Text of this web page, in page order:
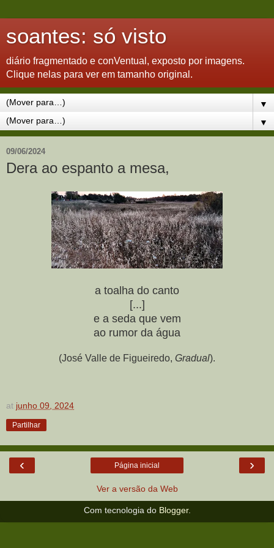
soantes: só visto
diário fragmentado e conVentual, exposto por imagens.
Clique nelas para ver em tamanho original.
▼
▼
09/06/2024
Dera ao espanto a mesa,
a toalha do canto
[...]
e a seda que vem
ao rumor da água
(José Valle de Figueiredo, Gradual).
at junho 09, 2024
Partilhar
‹ ›
Página inicial
Ver a versão da Web
Com tecnologia do Blogger.